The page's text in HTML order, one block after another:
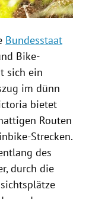
Bundesstaat
Bike-
sich ein
im dünn
bietet
Routen
Strecken.
des
durch die